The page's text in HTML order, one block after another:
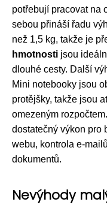
potřebují pracovat na
sebou přináší řadu
než 1,5 kg, takže je
hmotnosti jsou
dlouhé cesty. Další
Mini notebooky jsou
protějšky, takže jsou
omezeným
dostatečný výkon pro
webu, kontrola e-
dokumentů.
Nevýhody